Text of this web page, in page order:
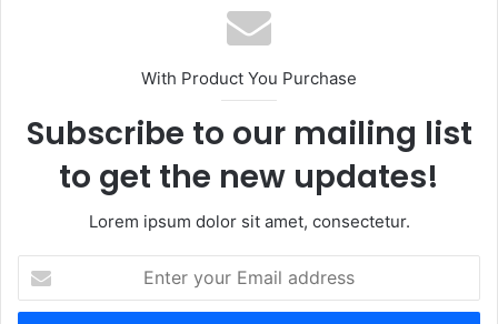
With Product You Purchase
Subscribe to our mailing list
to get the new updates!
Lorem ipsum dolor sit amet, consectetur.
Enter
your
Email